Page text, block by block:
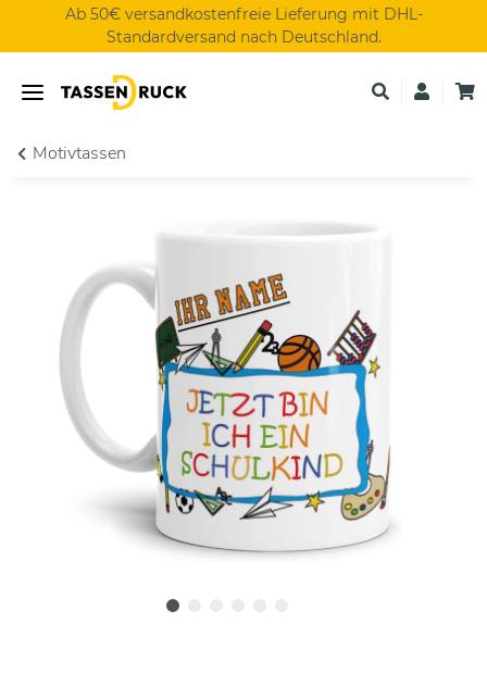
Ab 50€ versandkostenfreie Lieferung mit DHL-
Standardversand nach Deutschland.
Motivtassen